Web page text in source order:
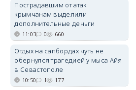
Пострадавшим от атак
крымчанам выделили
дополнительные деньги
11:03 0 660
Отдых на сапбордах чуть не
обернулся трагедией у мыса Айя
в Севастополе
10:50 1 177